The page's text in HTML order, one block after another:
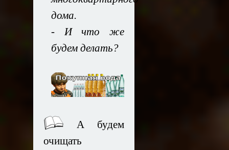
дома.
- И что же
будем делать?
А будем
очищать